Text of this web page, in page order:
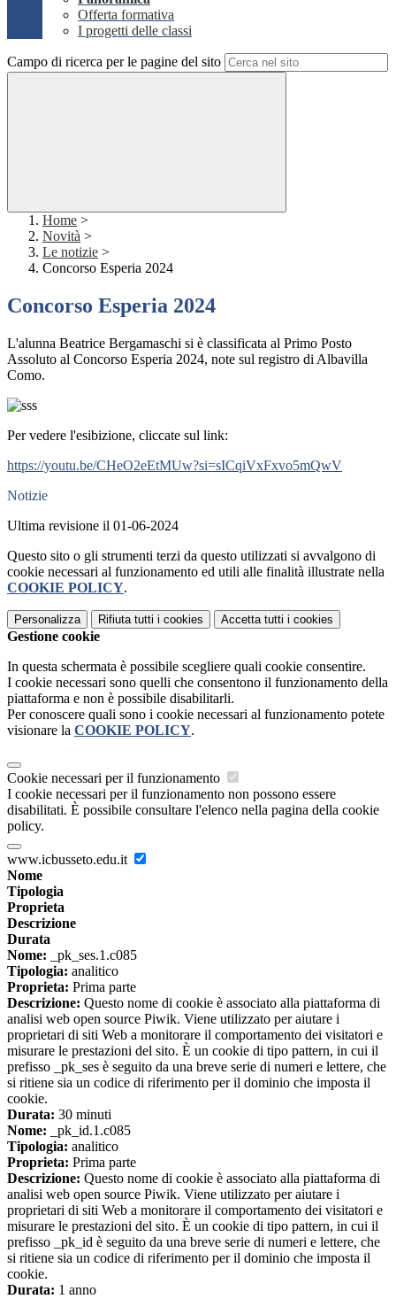
Offerta formativa
I progetti delle classi
Campo di ricerca per le pagine del sito
Home >
Novità >
Le notizie >
Concorso Esperia 2024
Concorso Esperia 2024
L'alunna Beatrice Bergamaschi si è classificata al Primo Posto
Assoluto al Concorso Esperia 2024, note sul registro di Albavilla
Como.
Per vedere l'esibizione, cliccate sul link:
https://youtu.be/CHeO2eEtMUw?si=sICqiVxFxvo5mQwV
Notizie
Ultima revisione il 01-06-2024
Questo sito o gli strumenti terzi da questo utilizzati si avvalgono di
cookie necessari al funzionamento ed utili alle finalità illustrate nella
COOKIE POLICY.
Personalizza Rifiuta tutti i cookies Accetta tutti i cookies
Gestione cookie
In questa schermata è possibile scegliere quali cookie consentire.
I cookie necessari sono quelli che consentono il funzionamento della
piattaforma e non è possibile disabilitarli.
Per conoscere quali sono i cookie necessari al funzionamento potete
visionare la COOKIE POLICY.
Cookie necessari per il funzionamento
I cookie necessari per il funzionamento non possono essere
disabilitati. È possibile consultare l'elenco nella pagina della cookie
policy.
www.icbusseto.edu.it
Nome
Tipologia
Proprieta
Descrizione
Durata
Nome: _pk_ses.1.c085
Tipologia: analitico
Proprieta: Prima parte
Descrizione: Questo nome di cookie è associato alla piattaforma di
analisi web open source Piwik. Viene utilizzato per aiutare i
proprietari di siti Web a monitorare il comportamento dei visitatori e
misurare le prestazioni del sito. È un cookie di tipo pattern, in cui il
prefisso _pk_ses è seguito da una breve serie di numeri e lettere, che
si ritiene sia un codice di riferimento per il dominio che imposta il
cookie.
Durata: 30 minuti
Nome: _pk_id.1.c085
Tipologia: analitico
Proprieta: Prima parte
Descrizione: Questo nome di cookie è associato alla piattaforma di
analisi web open source Piwik. Viene utilizzato per aiutare i
proprietari di siti Web a monitorare il comportamento dei visitatori e
misurare le prestazioni del sito. È un cookie di tipo pattern, in cui il
prefisso _pk_id è seguito da una breve serie di numeri e lettere, che
si ritiene sia un codice di riferimento per il dominio che imposta il
cookie.
Durata: 1 anno